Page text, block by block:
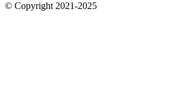
© Copyright 2021-2025